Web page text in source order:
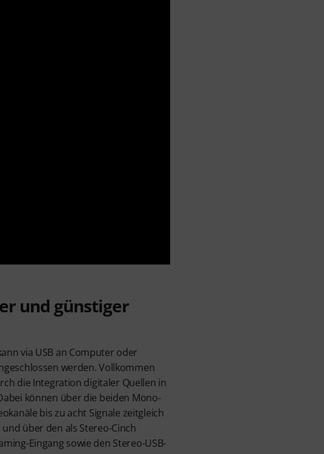
und günstiger
via USB an Computer oder
werden. Vollkommen
die Integration digitaler Quellen in
können über die beiden Mono-
bis zu acht Signale zeitgleich
über den als Stereo-Cinch
Eingang sowie den Stereo-USB-